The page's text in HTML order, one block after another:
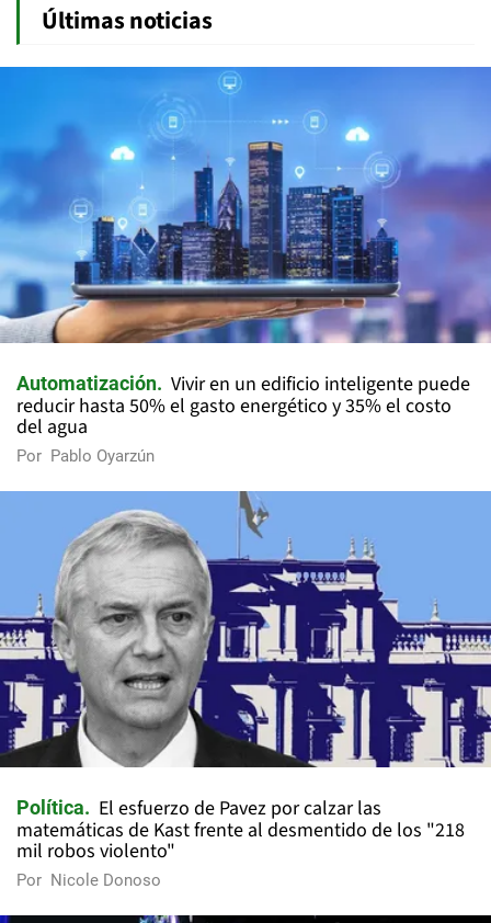
Últimas noticias
Automatización
Vivir en un edificio inteligente puede
reducir hasta 50% el gasto energético y 35% el costo
del agua
Por Pablo Oyarzún
Política
El esfuerzo de Pavez por calzar las
matemáticas de Kast frente al desmentido de los "218
mil robos violento"
Por Nicole Donoso